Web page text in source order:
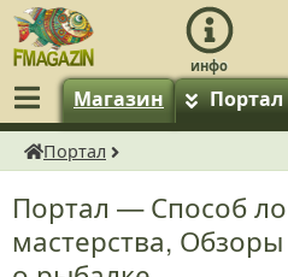
Магазин Портал
fMagazin.ru
Портал
Портал — Способ
мастерства,